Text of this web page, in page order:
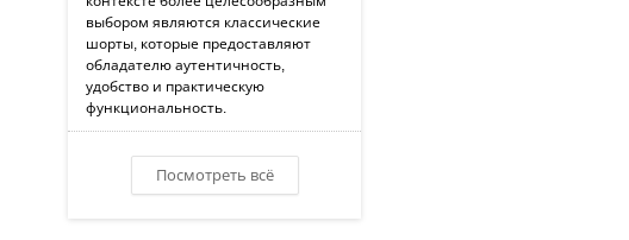
выбором являются классические
шорты, которые предоставляют
обладателю аутентичность,
удобство и практическую
функциональность.
Посмотреть всё